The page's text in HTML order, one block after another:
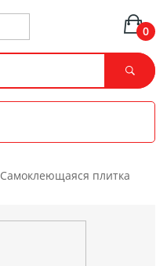
0
Самоклеющаяся плитка